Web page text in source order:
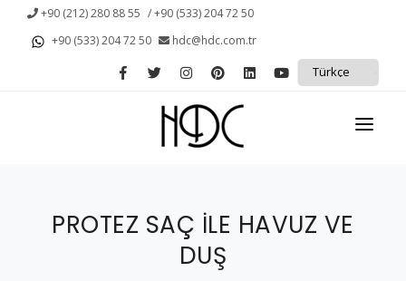
+90 (212) 280 88 55 / +90 (533) 204 72 50
+90 (533) 204 72 50
hdc@hdc.com.tr
KURUMSAL
PROTEZ SAÇ İLE HAVUZ VE
DUŞ